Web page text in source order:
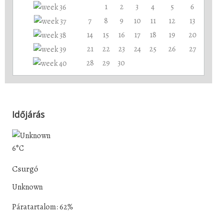
1
2 3 4 5
6
7
8 9 10 11 12
13
14
15 16 17 18 19
20
21
22 23 24 25 26
27
28
29 30
Időjárás
6°C
Csurgó
Unknown
Páratartalom: 62%